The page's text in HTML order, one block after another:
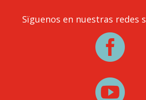
Sïguenos en nuestras redes

